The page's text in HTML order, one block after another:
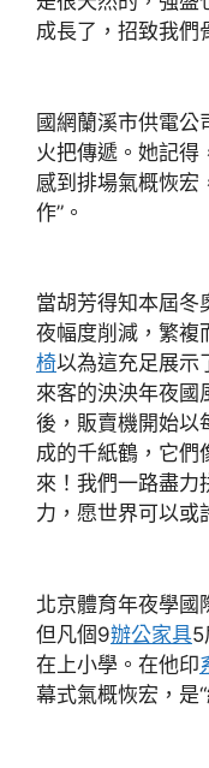
成長了，招致我們
國網蘭溪市供電
火把傳遞。她記得
感到排場氣概恢宏
作”。
當胡芳得知本屆
夜幅度削減，繁複
椅以為這充足展示
來客的泱泱年夜國
後，販賣機開始以
成的千紙鶴，它們
來！我們一路盡力
力，愿世界可以或
北京體育年夜學國
但凡個9辦公家具5
在上小學。在他印
幕式氣概恢宏，是